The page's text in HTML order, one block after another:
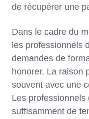
de récupérer une
Dans le cadre du
les professionnels
demandes de
honorer. La raison
souvent avec une
Les professionnels
suffisamment de